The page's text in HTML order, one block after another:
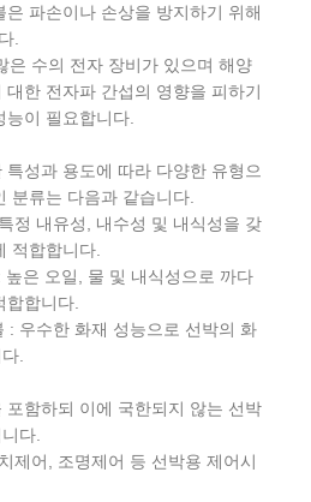
파손이나 손상을 방지하기 위해
.
은 수의 전자 장비가 있으며 해양
한 전자파 간섭의 영향을 피하기
이 필요합니다.
성과 용도에 따라 다양한 유형으
분류는 다음과 같습니다.
정 내유성, 내수성 및 내식성을 갖
적합합니다.
은 오일, 물 및 내식성으로 까다
합니다.
: 우수한 화재 성능으로 선박의 화
.
함하되 이에 국한되지 않는 선박
다.
제어, 조명제어 등 선박용 제어시